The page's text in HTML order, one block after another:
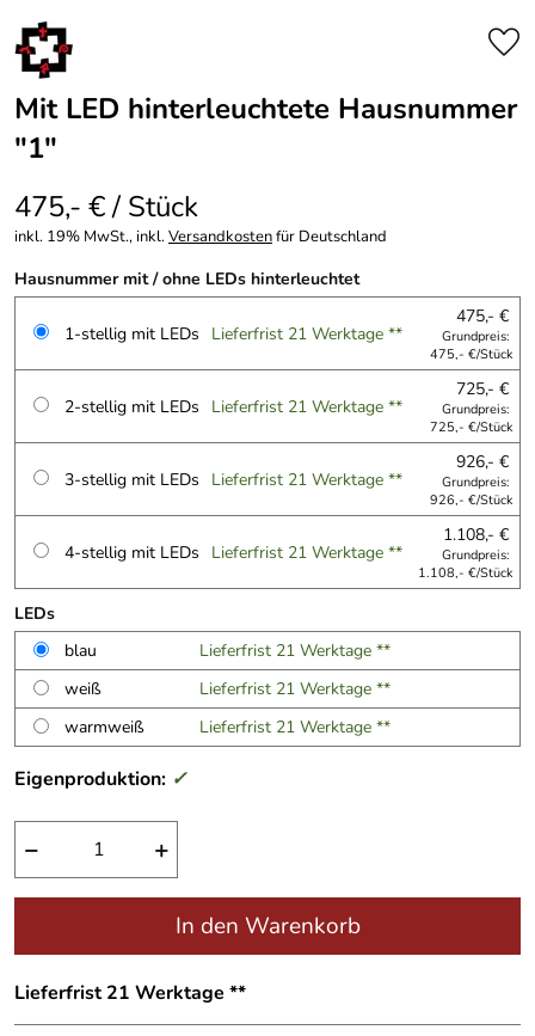
Mit LED hinterleuchtete Hausnummer
"1"
475,- € / Stück
inkl. 19% MwSt., inkl.Versandkostenfür Deutschland
Hausnummer mit / ohne LEDs hinterleuchtet
1-stellig mit LEDs Lieferfrist 21 Werktage **
475,- €
Grundpreis:
475,- €/Stück
2-stellig mit LEDs Lieferfrist 21 Werktage **
725,- €
Grundpreis:
725,- €/Stück
3-stellig mit LEDs Lieferfrist 21 Werktage **
926,- €
Grundpreis:
926,- €/Stück
4-stellig mit LEDs Lieferfrist 21 Werktage **
1.108,- €
Grundpreis:
1.108,- €/Stück
LEDs
blau
Lieferfrist 21 Werktage **
weiß
Lieferfrist 21 Werktage **
warmweiß
Lieferfrist 21 Werktage **
Eigenproduktion: ✓
− +
In den Warenkorb
Lieferfrist 21 Werktage **